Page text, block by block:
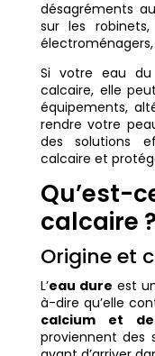
désagréments
sur les robinets,
Si votre eau
calcaire, elle
équipements,
rendre votre
des solutions
calcaire et
Qu’est-
calcaire ?
Origine et
L’eau dure est
à-dire qu’elle
calcium et de
proviennent des